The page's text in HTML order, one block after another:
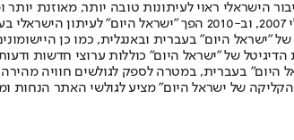
הישראלי ראוי לעיתונות טובה יותר, מאוזנת
תשלום. המהדורה המודפסת הראשונה פורסמה ב-30
של "ישראל היום" כוללות ערוצי חדשות
היום" בעברית, במטרה לספק לגולשים חוויה
של ישראל היום" מציע לגולשי האתר הנחות